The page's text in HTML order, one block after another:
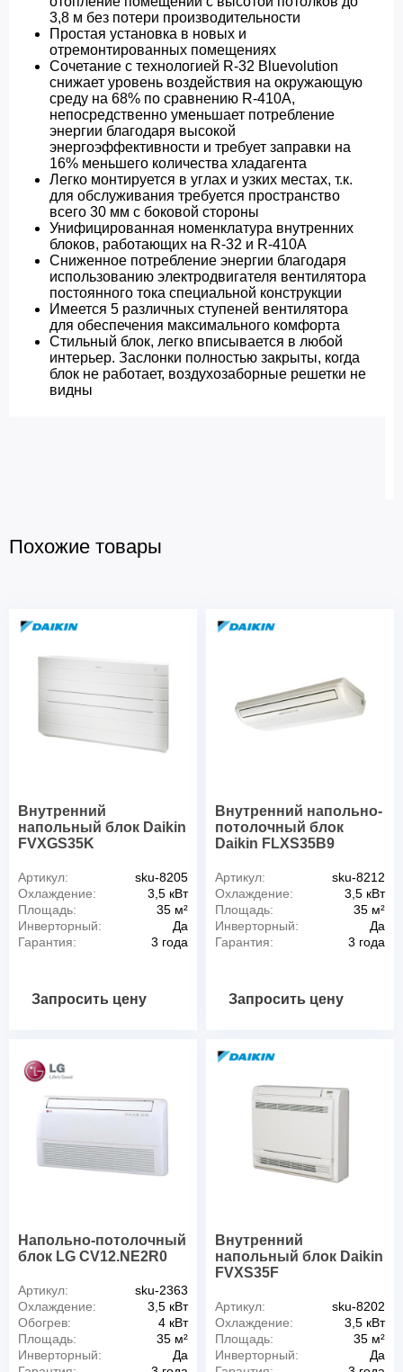
3,8 м без потери производительности
Простая установка в новых и
отремонтированных помещениях
Сочетание с технологией R-32 Bluevolution
снижает уровень воздействия на окружающую
среду на 68% по сравнению R-410A,
непосредственно уменьшает потребление
энергии благодаря высокой
энергоэффективности и требует заправки на
16% меньшего количества хладагента
Легко монтируется в углах и узких местах, т.к.
для обслуживания требуется пространство
всего 30 мм с боковой стороны
Унифицированная номенклатура внутренних
блоков, работающих на R-32 и R-410A
Сниженное потребление энергии благодаря
использованию электродвигателя вентилятора
постоянного тока специальной конструкции
Имеется 5 различных ступеней вентилятора
для обеспечения максимального комфорта
Стильный блок, легко вписывается в любой
интерьер. Заслонки полностью закрыты, когда
блок не работает, воздухозаборные решетки не
видны
Похожие товары
Внутренний
напольный блок Daikin
FVXGS35K
Артикул:
sku-8205
Охлаждение:
3,5 кВт
Площадь:
35 м²
Инверторный:
Да
Гарантия:
3 года
Запросить цену
Внутренний напольно-
потолочный блок
Daikin FLXS35B9
Артикул:
sku-8212
Охлаждение:
3,5 кВт
Площадь:
35 м²
Инверторный:
Да
Гарантия:
3 года
Запросить цену
Напольно-потолочный
блок LG CV12.NE2R0
Артикул:
sku-2363
Охлаждение:
3,5 кВт
Обогрев:
4 кВт
Площадь:
35 м²
Инверторный:
Да
Внутренний
напольный блок Daikin
FVXS35F
Артикул:
sku-8202
Охлаждение:
3,5 кВт
Площадь:
35 м²
Инверторный:
Да